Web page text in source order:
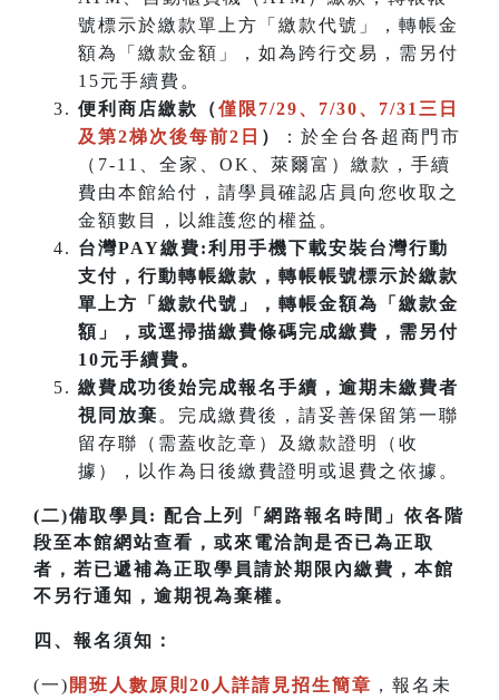
號標示於繳款單上方「繳款代號」，轉帳金
額為「繳款金額」，如為跨行交易，需另付
15元手續費。
便利商店繳款（僅限7/29、7/30、7/31三日
及第2梯次後每前2日 ）
：於全台各超商門市
（7-11、全家、OK、萊爾富）繳款，手續
費由本館給付，請學員確認店員向您收取之
金額數目，以維護您的權益。
台灣PAY繳費:利用手機下載安裝台灣行動
支付，行動轉帳繳款，轉帳帳號標示於繳款
單上方「繳款代號」，轉帳金額為「繳款金
額」，或逕掃描繳費條碼完成繳費，需另付
10元手續費。
繳費成功後始完成報名手續，逾期未繳費者
視同放棄 。完成繳費後，請妥善保留第一聯
留存聯（需蓋收訖章）及繳款證明（收
據），以作為日後繳費證明或退費之依據。
(二)備取學員: 配合上列「網路報名時間」依各階
段至本館網站查看，或來電洽詢是否已為正取
者，若已遞補為正取學員請於期限內繳費，本館
不另行通知，逾期視為棄權。
四 、 報名須知：
(一) 開班人數原則20人詳請見招生簡章 ，報名未